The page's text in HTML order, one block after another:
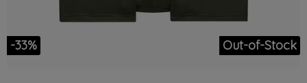
-33% Out-of-Stock